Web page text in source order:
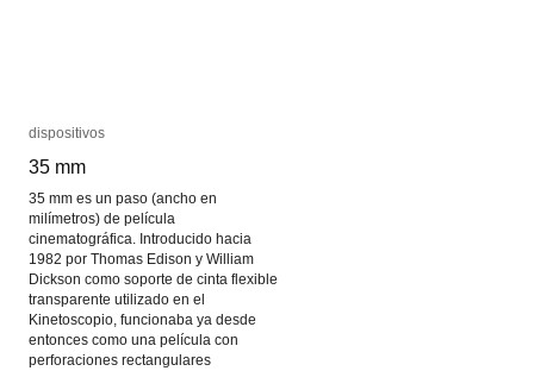
dispositivos
35 mm
35 mm es un paso (ancho en
milímetros) de película
cinematográfica. Introducido hacia
1982 por Thomas Edison y William
Dickson como soporte de cinta flexible
transparente utilizado en el
Kinetoscopio, funcionaba ya desde
entonces como una película con
perforaciones rectangulares
dispositivos
35 mm